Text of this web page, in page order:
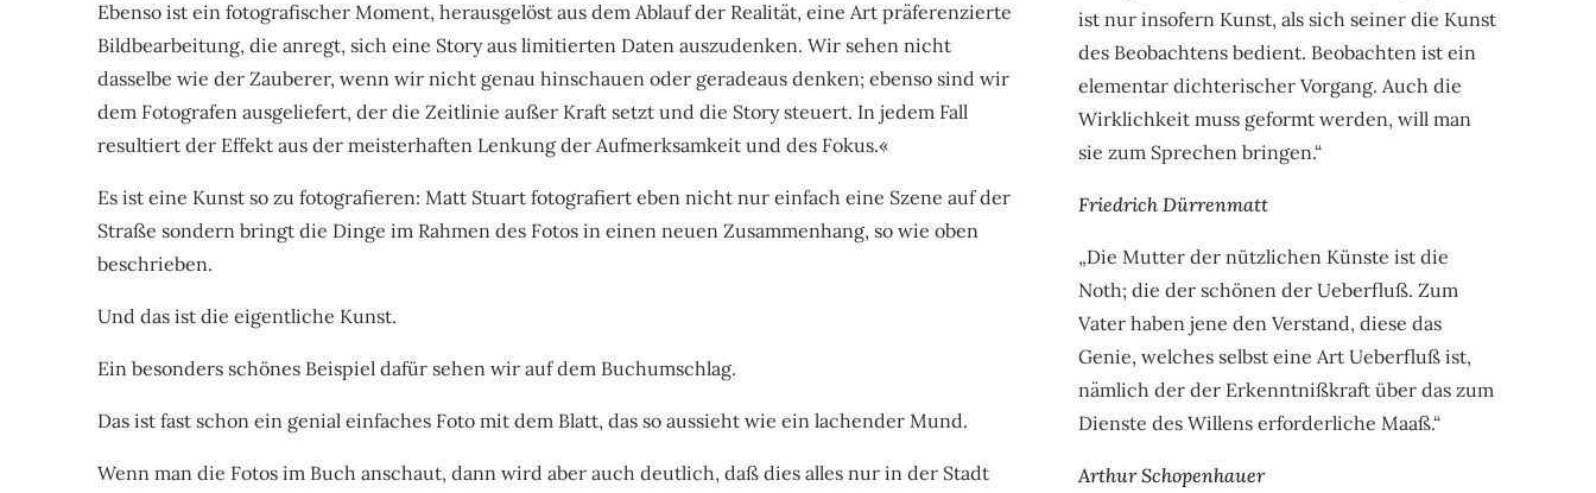
Ebenso ist ein fotografischer Moment, herausgelöst aus dem Ablauf der Realität, eine Art präferenzierte
Bildbearbeitung, die anregt, sich eine Story aus limitierten Daten auszudenken. Wir sehen nicht
dasselbe wie der Zauberer, wenn wir nicht genau hinschauen oder geradeaus denken; ebenso sind wir
dem Fotografen ausgeliefert, der die Zeitlinie außer Kraft setzt und die Story steuert. In jedem Fall
resultiert der Effekt aus der meisterhaften Lenkung der Aufmerksamkeit und des Fokus.«
Es ist eine Kunst so zu fotografieren: Matt Stuart fotografiert eben nicht nur einfach eine Szene auf der
Straße sondern bringt die Dinge im Rahmen des Fotos in einen neuen Zusammenhang, so wie oben
beschrieben.
Und das ist die eigentliche Kunst.
Ein besonders schönes Beispiel dafür sehen wir auf dem Buchumschlag.
Das ist fast schon ein genial einfaches Foto mit dem Blatt, das so aussieht wie ein lachender Mund.
Wenn man die Fotos im Buch anschaut, dann wird aber auch deutlich, daß dies alles nur in der Stadt
ist nur insofern Kunst, als sich seiner die Kunst
des Beobachtens bedient. Beobachten ist ein
elementar dichterischer Vorgang. Auch die
Wirklichkeit muss geformt werden, will man
sie zum Sprechen bringen.“
Friedrich Dürrenmatt
„Die Mutter der nützlichen Künste ist die
Noth; die der schönen der Ueberfluß. Zum
Vater haben jene den Verstand, diese das
Genie, welches selbst eine Art Ueberfluß ist,
nämlich der der Erkenntnißkraft über das zum
Dienste des Willens erforderliche Maaß.“
Arthur Schopenhauer